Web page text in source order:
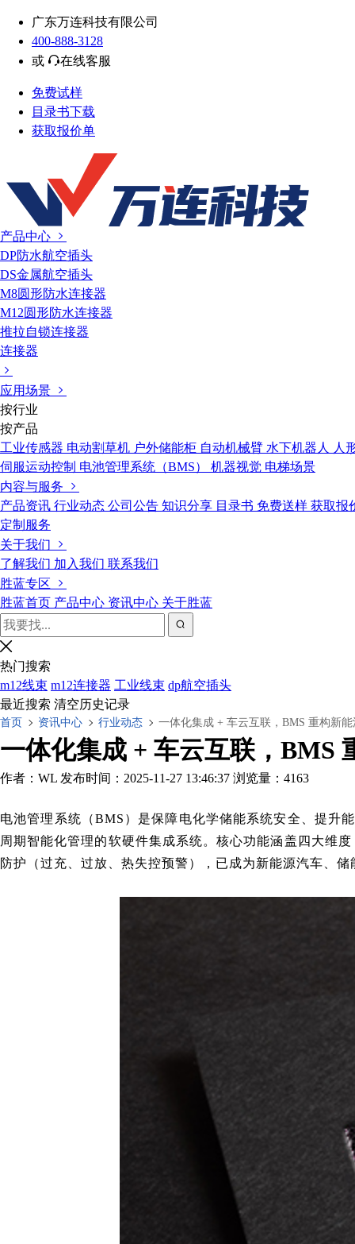
广东万连科技有限公司
400-888-3128
或
在线客服
免费试样
目录书下载
获取报价单
产品中心
DP防水航空插头
DS金属航空插头
M8圆形防水连接器
M12圆形防水连接器
推拉自锁连接器
连接器
应用场景
按行业
按产品
工业传感器 电动割草机 户外储能柜 自动机械臂 水下机器人
人
伺服运动控制 电池管理系统（BMS） 机器视觉 电梯场景
内容与服务
产品资讯 行业动态 公司公告 知识分享 目录书 免费送样 获取报
定制服务
关于我们
了解我们 加入我们 联系我们
胜蓝专区
胜蓝首页 产品中心 资讯中心 关于胜蓝
热门搜索
m12线束 m12连接器 工业线束 dp航空插头
最近搜索 清空历史记录
首页 资讯中心 行业动态 一体化集成 + 车云互联，BMS 重构新
一体化集成 + 车云互联，BMS
作者：WL 发布时间：2025-11-27 13:46:37 浏览量：4163
电池管理系统（BMS）是保障电化学储能系统安全、提升
周期智能化管理的软硬件集成系统。核心功能涵盖四大维
防护（过充、过放、热失控预警），已成为新能源汽车、